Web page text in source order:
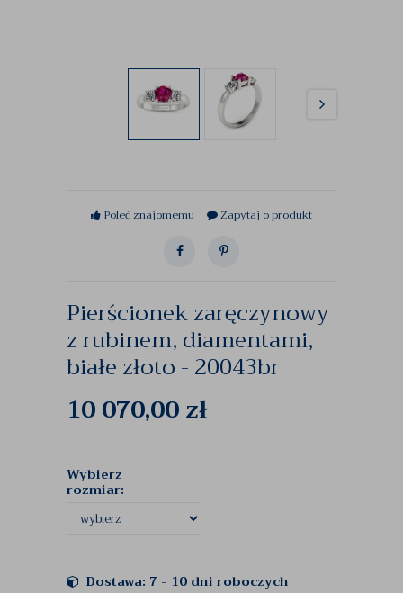
Poleć znajomemu Zapytaj o produkt
Pierścionek zaręczynowy
z rubinem, diamentami,
białe złoto - 20043br
10 070,00zł
Wybierz
rozmiar:
Dostawa: 7 - 10 dni roboczych